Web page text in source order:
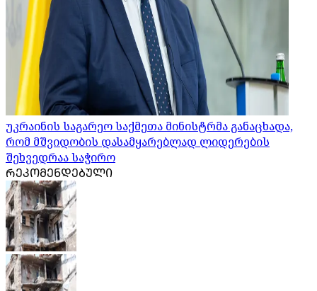
უკრაინის საგარეო საქმეთა მინისტრმა განაცხადა,
რომ მშვიდობის დასამყარებლად ლიდერების
შეხვედრაა საჭირო
ᲠᲔᲙᲝᲛᲔᲜᲓᲔᲑᲣᲚᲘ